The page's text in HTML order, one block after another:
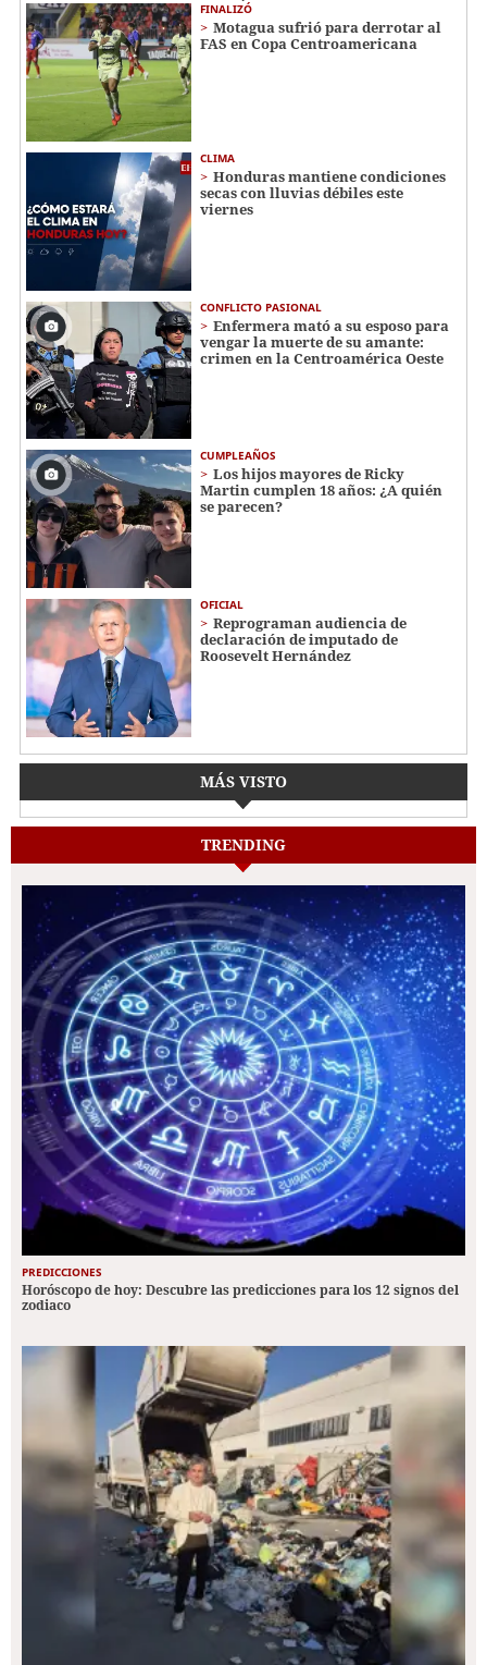
FINALIZÓ
Motagua sufrió para derrotar al
FAS en Copa Centroamericana
CLIMA
Honduras mantiene condiciones
secas con lluvias débiles este
viernes
CONFLICTO PASIONAL
Enfermera mató a su esposo para
vengar la muerte de su amante:
crimen en la Centroamérica Oeste
CUMPLEAÑOS
Los hijos mayores de Ricky
Martin cumplen 18 años: ¿A quién
se parecen?
OFICIAL
Reprograman audiencia de
declaración de imputado de
Roosevelt Hernández
MÁS VISTO
TRENDING
PREDICCIONES
Horóscopo de hoy: Descubre las predicciones para los 12 signos del
zodiaco